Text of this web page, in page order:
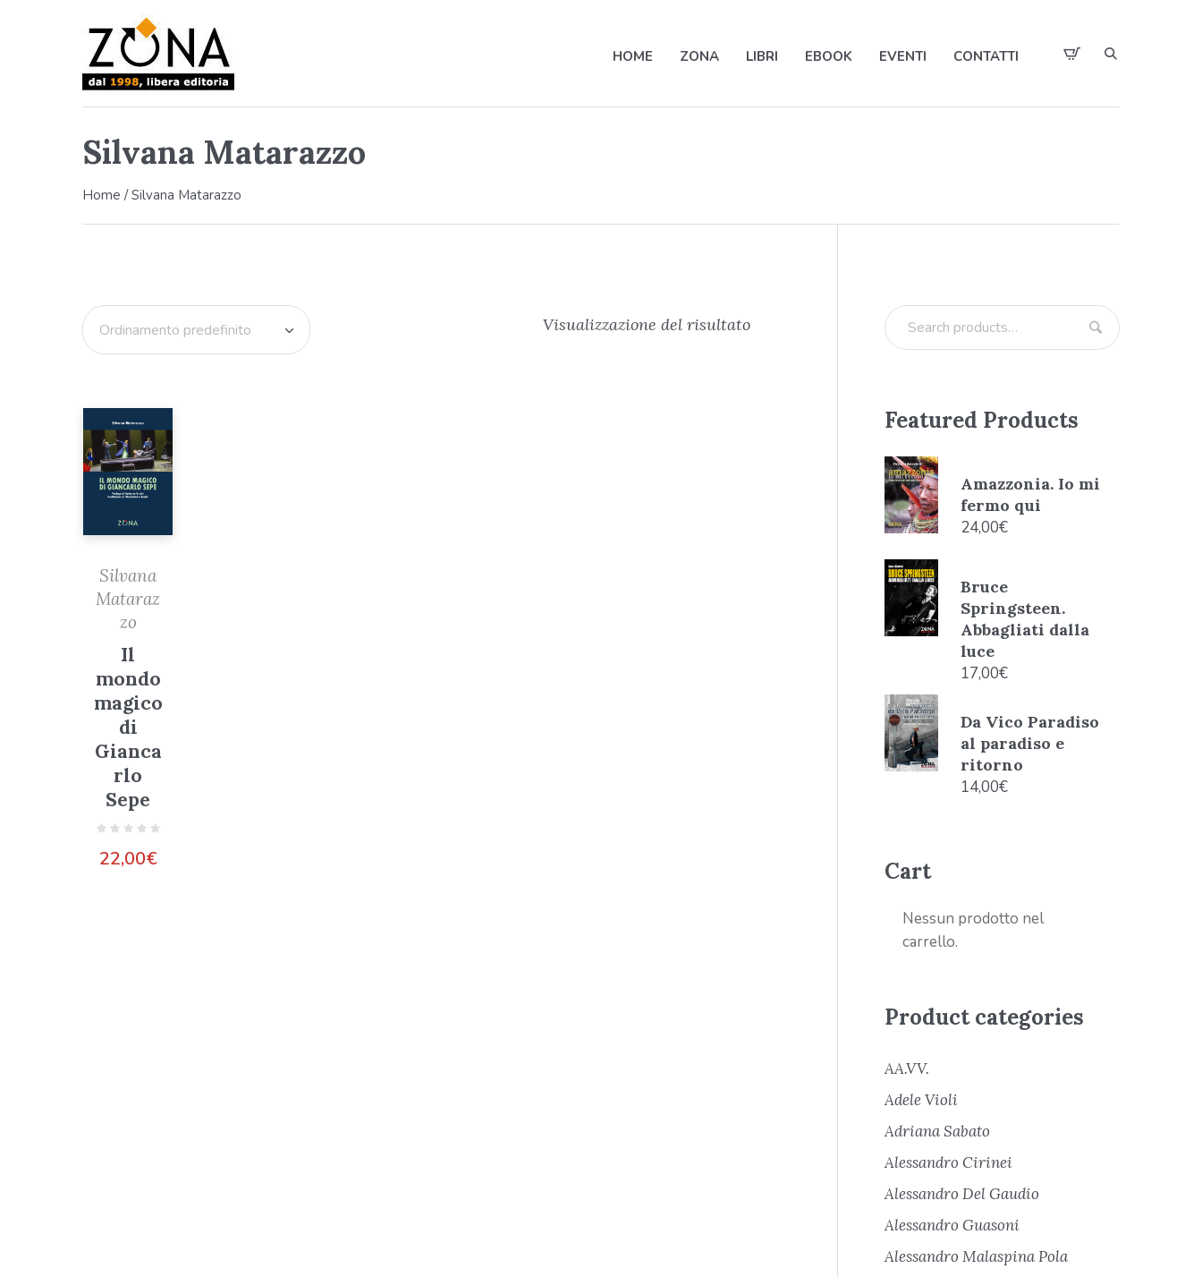
HOME ZONA LIBRI EBOOK EVENTI CONTATTI
Silvana Matarazzo
Home / Silvana Matarazzo
Visualizzazione del risultato
Silvana
Mataraz
zo
Il
mondo
magico
di
Gianca
rlo
Sepe
22,00€
Featured Products
Amazzonia. Io mi
fermo qui
24,00€
Bruce
Springsteen.
Abbagliati dalla
luce
17,00€
Da Vico Paradiso
al paradiso e
ritorno
14,00€
Cart
Nessun prodotto nel
carrello.
Product categories
AA.VV.
Adele Violi
Adriana Sabato
Alessandro Cirinei
Alessandro Del Gaudio
Alessandro Guasoni
Alessandro Malaspina Pola